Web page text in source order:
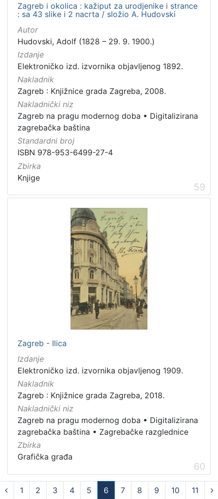
Zagreb i okolica : kažiput za urodjenike i strance
: sa 43 slike i 2 nacrta / složio A. Hudovski
Autor
Hudovski, Adolf (1828 – 29. 9. 1900.)
Izdanje
Elektroničko izd. izvornika objavljenog 1892.
Nakladnik
Zagreb : Knjižnice grada Zagreba, 2008.
Nakladnički niz
Zagreb na pragu modernog doba • Digitalizirana
zagrebačka baština
Standardni broj
ISBN 978-953-6499-27-4
Zbirka
Knjige
59
Zagreb - Ilica
Izdanje
Elektroničko izd. izvornika objavljenog 1909.
Nakladnik
Zagreb : Knjižnice grada Zagreba, 2018.
Nakladnički niz
Zagreb na pragu modernog doba • Digitalizirana
zagrebačka baština • Zagrebačke razglednice
Zbirka
Grafička građa
60
1 2 3 4 5
6
7 8 9 10 11